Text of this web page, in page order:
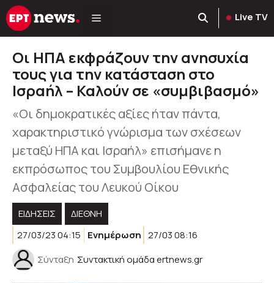
Μετάβαση
σε
Live TV
Οι ΗΠΑ εκφράζουν την ανησυχία
τους για την κατάσταση στο
Ισραήλ – Καλούν σε «συμβιβασμό»
«Οι δημοκρατικές αξίες ήταν πάντα,
χαρακτηριστικό γνώρισμα των σχέσεων
μεταξύ ΗΠΑ και Ισραήλ» επισήμανε η
εκπρόσωπος του Συμβουλίου Εθνικής
Ασφαλείας του Λευκού Οίκου
ΕΙΔΗΣΕΙΣ
ΔΙΕΘΝΗ
27/03/23 04:15
Ενημέρωση 27/03 08:16
Σύνταξη Συντακτική ομάδα ertnews.gr